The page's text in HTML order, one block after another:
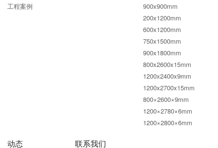
工程案例
900x900mm
200x1200mm
600x1200mm
750x1500mm
900x1800mm
800x2600x15mm
1200x2400x9mm
1200x2700x15mm
800×2600×9mm
1200×2780×6mm
1200×2800×6mm
动态 联系我们